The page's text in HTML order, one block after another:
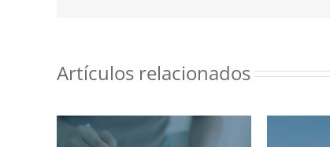
Artículos relacionados